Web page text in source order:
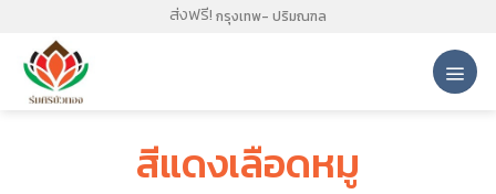
content
ส่งฟรี! กรุงเทพ- ปริมณฑล
สีแดงเลือดหมู